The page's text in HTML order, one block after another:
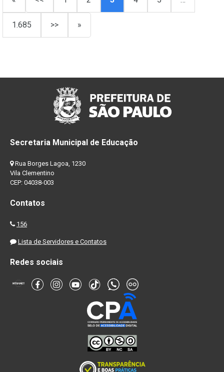
1.685 >> »
Secretaria Municipal de Educação
Rua Borges Lagoa, 1230
Vila Clementino
CEP: 04038-003
Contatos
156
Lista de Servidores e Contatos
Redes sociais